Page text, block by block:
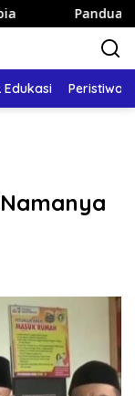
Wisata
Edukasi Peristiwa